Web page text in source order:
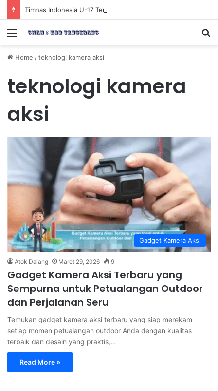
Menu
Home /teknologi kamera aksi
teknologi kamera
aksi
Gadget Kamera Aksi
Atok Dalang Maret 29, 2026 9
Gadget Kamera Aksi Terbaru yang
Sempurna untuk Petualangan Outdoor
dan Perjalanan Seru
Temukan gadget kamera aksi terbaru yang siap merekam
setiap momen petualangan outdoor Anda dengan kualitas
terbaik dan desain yang praktis,…
Read More »